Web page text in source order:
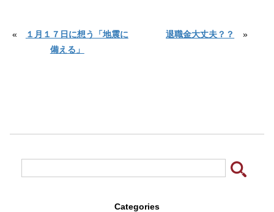
«
１月１７日に想う「地震に
備える」
退職金大丈夫？？ »
Categories